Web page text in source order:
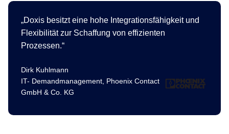
Doxis besitzt eine hohe Integrationsfähigkeit und
Flexibilität zur Schaffung von effizienten
Prozessen.
Dirk Kuhlmann
IT- Demandmanagement, Phoenix Contact
GmbH & Co. KG